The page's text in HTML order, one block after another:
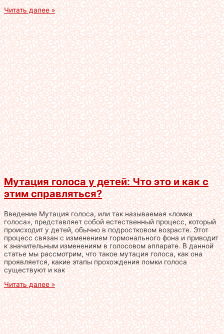
Читать далее »
Мутация голоса у детей: Что это и как с
этим справляться?
Введение Мутация голоса, или так называемая «ломка
голоса», представляет собой естественный процесс, который
происходит у детей, обычно в подростковом возрасте. Этот
процесс связан с изменением гормонального фона и приводит
к значительным изменениям в голосовом аппарате. В данной
статье мы рассмотрим, что такое мутация голоса, как она
проявляется, какие этапы прохождения ломки голоса
существуют и как
Читать далее »